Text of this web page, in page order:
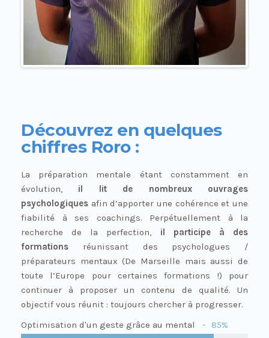
Découvrez en quelques
chiffres Roro :
La préparation mentale étant constamment en
évolution, il lit de nombreux ouvrages
psychologiques afin d’apporter une cohérence et une
fiabilité à ses coachings. Perpétuellement à la
recherche de la perfection, il participe à des
formations réunissant des psychologues /
préparateurs mentaux (De Marseille mais aussi de
toute l’Europe pour certaines formations !) pour
continuer à proposer un contenu de qualité. Un
objectif vous réunit : toujours chercher à progresser.
Optimisation d'un geste grâce au mental
85%